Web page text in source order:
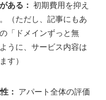
ある： 初期費用を抑え
（ただし、記事にもあ
「ドメインずっと無
うに、サービス内容は
す）
：
アパート全体の評価